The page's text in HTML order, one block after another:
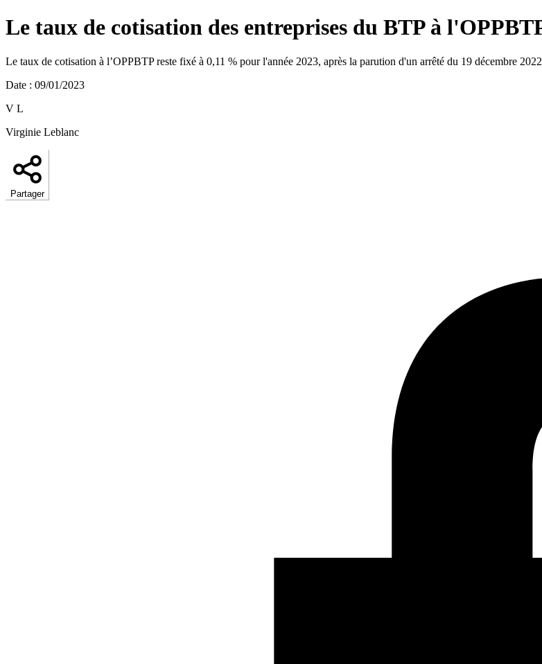
Le taux de cotisation des entreprises du BTP à
Le taux de cotisation à l’OPPBTP reste fixé à 0,11 % pour l'année 2023, après la parution d'un arrêté du 19 décembre
Date : 09/01/2023
V L
Virginie Leblanc
Partager